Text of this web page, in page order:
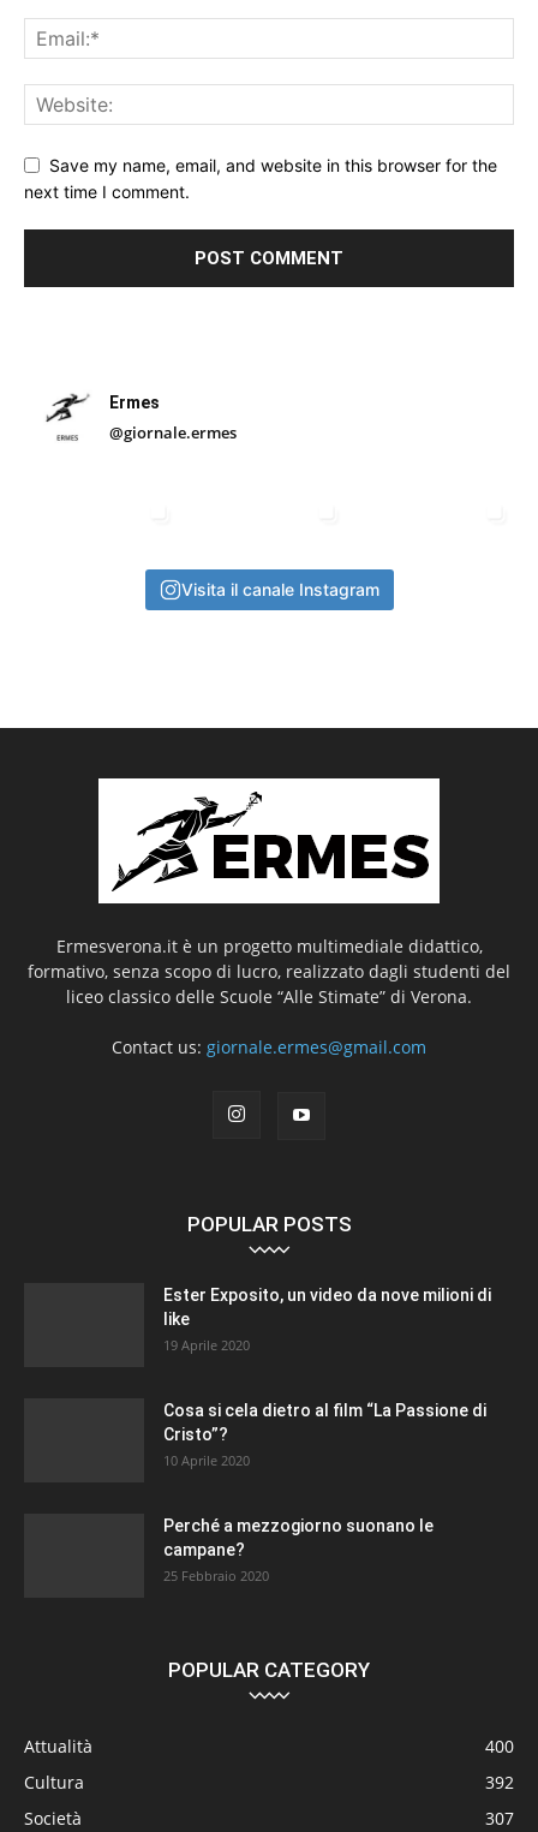
Save my name, email, and website in this browser for the
next time I comment.
Ermes
@giornale.ermes
Visita il canale Instagram
Ermesverona.it è un progetto multimediale didattico,
formativo, senza scopo di lucro, realizzato dagli studenti del
liceo classico delle Scuole “Alle Stimate” di Verona.
Contact us: giornale.ermes@gmail.com
POPULAR POSTS
Ester Exposito, un video da nove milioni di
like
19 Aprile 2020
Cosa si cela dietro al film “La Passione di
Cristo”?
10 Aprile 2020
Perché a mezzogiorno suonano le
campane?
25 Febbraio 2020
POPULAR CATEGORY
Attualità
400
Cultura
392
Società
307